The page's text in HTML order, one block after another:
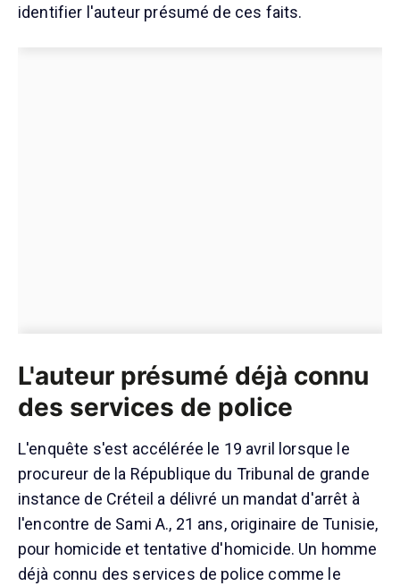
identifier l'auteur présumé de ces faits.
L'auteur présumé déjà connu
des services de police
L'enquête s'est accélérée le 19 avril lorsque le
procureur de la République du Tribunal de grande
instance de Créteil a délivré un mandat d'arrêt à
l'encontre de Sami A., 21 ans, originaire de Tunisie,
pour homicide et tentative d'homicide. Un homme
déjà connu des services de police comme le